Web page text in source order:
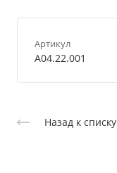
Артикул
A04.22.001
Назад к списку